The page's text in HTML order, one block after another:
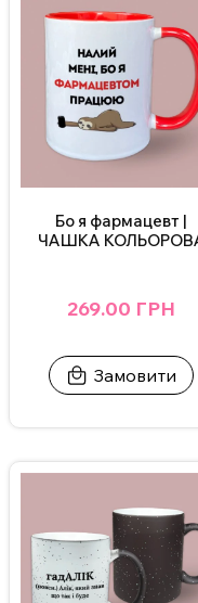
Бо я фармацевт |
ЧАШКА
269.00 ГРН
Замовити